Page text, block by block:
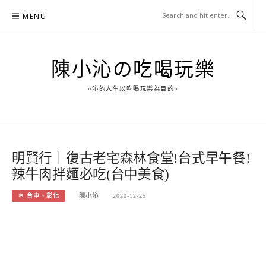
MENU
陳小沁の吃喝玩樂
○沁的人生以吃喝玩樂為目的○
明賢行｜復古老宅森林食堂!台式早午餐!
辣牛肉拌麵必吃(台中美食)
＊ 台中、彰化 陳小沁 2020-12-25